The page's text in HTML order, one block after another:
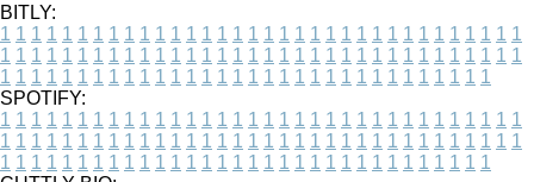
BITLY:
1 1 1 1 1 1 1 1 1 1 1 1 1 1 1 1 1 1 1 1 1 1 1 1 1 1 1 1 1 1 1 1 1 1
1 1 1 1 1 1 1 1 1 1 1 1 1 1 1 1 1 1 1 1 1 1 1 1 1 1 1 1 1 1 1 1 1 1
1 1 1 1 1 1 1 1 1 1 1 1 1 1 1 1 1 1 1 1 1 1 1 1 1 1 1 1 1 1 1 1
SPOTIFY:
1 1 1 1 1 1 1 1 1 1 1 1 1 1 1 1 1 1 1 1 1 1 1 1 1 1 1 1 1 1 1 1 1 1
1 1 1 1 1 1 1 1 1 1 1 1 1 1 1 1 1 1 1 1 1 1 1 1 1 1 1 1 1 1 1 1 1 1
1 1 1 1 1 1 1 1 1 1 1 1 1 1 1 1 1 1 1 1 1 1 1 1 1 1 1 1 1 1 1 1